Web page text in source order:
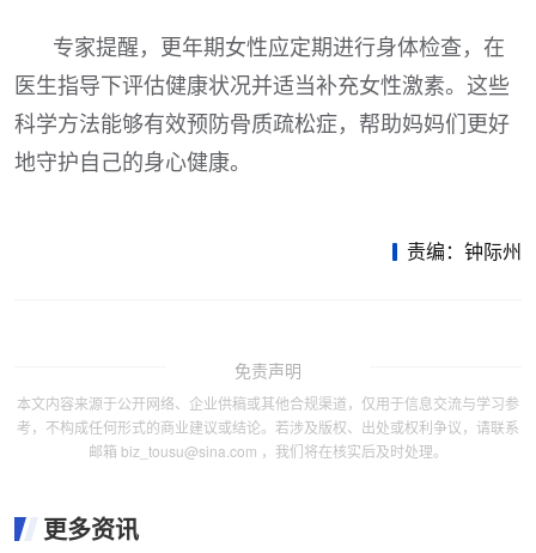
专家提醒，更年期女性应定期进行身体检查，在
医生指导下评估健康状况并适当补充女性激素。这些
科学方法能够有效预防骨质疏松症，帮助妈妈们更好
地守护自己的身心健康。
责编：钟际州
免责声明
本文内容来源于公开网络、企业供稿或其他合规渠道，仅用于信息交流与学习参
考，不构成任何形式的商业建议或结论。若涉及版权、出处或权利争议，请联系
邮箱 biz_tousu@sina.com ，我们将在核实后及时处理。
更多资讯